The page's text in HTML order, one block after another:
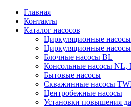
Главная
Контакты
Каталог насосов
Циркуляционные насосы
Циркуляционные
Блочные насосы BL
Консольные насосы NL,
Бытовые насосы
Скважинные насосы
Центробежные насосы
Установки повышения